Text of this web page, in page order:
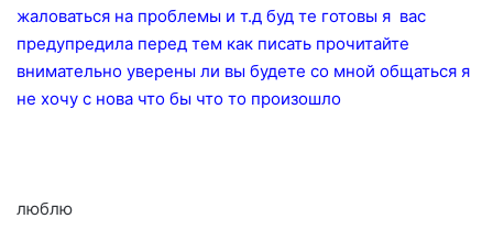
жаловаться на проблемы и т.д буд те готовы я вас
предупредила перед тем как писать прочитайте
внимательно уверены ли вы будете со мной общаться я
не хочу с нова что бы что то произошло
люблю